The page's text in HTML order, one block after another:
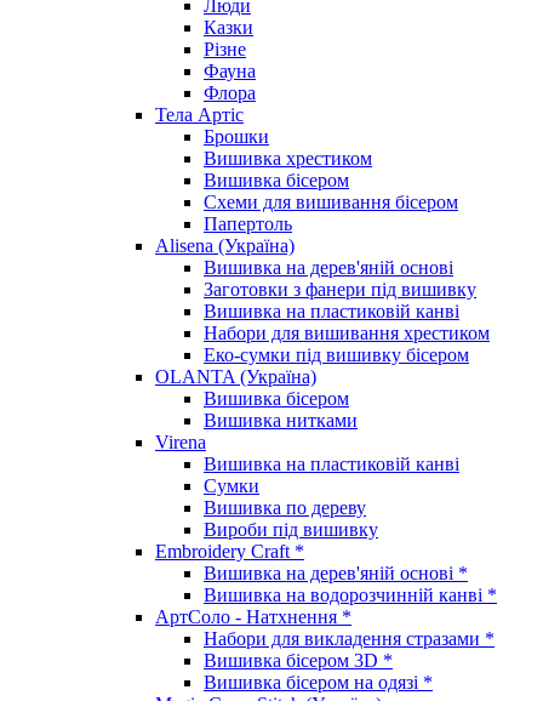
Люди
Казки
Різне
Фауна
Флора
Тела Артіс
Брошки
Вишивка хрестиком
Вишивка бісером
Схеми для вишивання бісером
Папертоль
Alisena (Україна)
Вишивка на дерев'яній основі
Заготовки з фанери під вишивку
Вишивка на пластиковій канві
Набори для вишивання хрестиком
Еко-сумки під вишивку бісером
OLANTA (Україна)
Вишивка бісером
Вишивка нитками
Virena
Вишивка на пластиковій канві
Сумки
Вишивка по дереву
Вироби під вишивку
Embroidery Craft *
Вишивка на дерев'яній основі *
Вишивка на водорозчинній канві *
АртСоло - Натхнення *
Набори для викладення стразами *
Вишивка бісером 3D *
Вишивка бісером на одязі *